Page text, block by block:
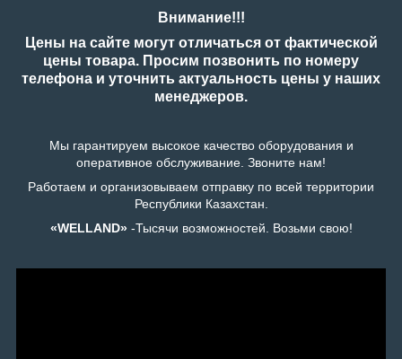
Внимание!!!
Цены на сайте могут отличаться от фактической
цены товара. Просим позвонить по номеру
телефона и уточнить актуальность цены у наших
менеджеров.
Мы гарантируем высокое качество оборудования и
оперативное обслуживание. Звоните нам!
Работаем и организовываем отправку по всей территории
Республики Казахстан.
«WELLAND»-Тысячи возможностей. Возьми свою!